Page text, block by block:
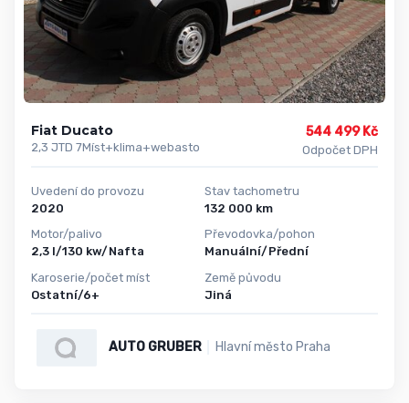
Fiat Ducato
2,3 JTD 7Míst+klima+webasto
544 499 Kč
Odpočet DPH
Uvedení do provozu
2020
Motor/palivo
2,3 l/130 kw/Nafta
Karoserie/počet míst
Ostatní/6+
Stav tachometru
132 000 km
Převodovka/pohon
Manuální/Přední
Země původu
Jiná
AUTO GRUBER Hlavní město Praha